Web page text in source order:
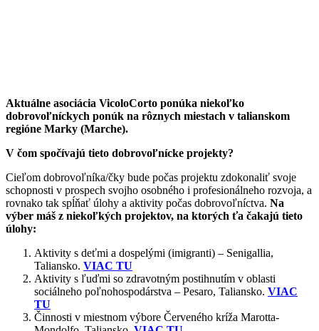
Aktuálne asociácia VicoloCorto ponúka niekoľko
dobrovoľníckych ponúk na rôznych miestach v talianskom
regióne Marky (Marche).
V čom spočívajú tieto dobrovoľnícke projekty?
Cieľom dobrovoľníka/čky bude počas projektu zdokonaliť svoje
schopnosti v prospech svojho osobného i profesionálneho rozvoja, a
rovnako tak spĺňať úlohy a aktivity počas dobrovoľníctva. Na
výber máš z niekoľkých projektov, na ktorých ťa čakajú tieto
úlohy:
Aktivity s deťmi a dospelými (imigranti) – Senigallia,
Taliansko. VIAC TU
Aktivity s ľuďmi so zdravotným postihnutím v oblasti
sociálneho poľnohospodárstva – Pesaro, Taliansko. VIAC
TU
Činnosti v miestnom výbore Červeného kríža Marotta-